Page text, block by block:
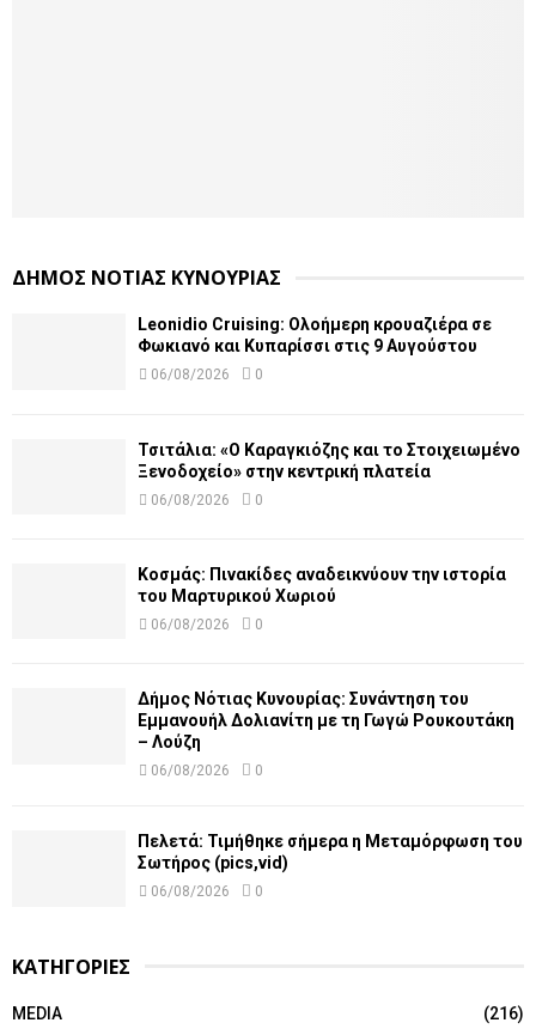
ΔΗΜΟΣ ΝΟΤΙΑΣ ΚΥΝΟΥΡΙΑΣ
Leonidio Cruising: Ολοήμερη κρουαζιέρα σε
Φωκιανό και Κυπαρίσσι στις 9 Αυγούστου
06/08/2026 0
Τσιτάλια: «Ο Καραγκιόζης και το Στοιχειωμένο
Ξενοδοχείο» στην κεντρική πλατεία
06/08/2026 0
Κοσμάς: Πινακίδες αναδεικνύουν την ιστορία
του Μαρτυρικού Χωριού
06/08/2026 0
Δήμος Νότιας Κυνουρίας: Συνάντηση του
Εμμανουήλ Δολιανίτη με τη Γωγώ Ρουκουτάκη
– Λούζη
06/08/2026 0
Πελετά: Τιμήθηκε σήμερα η Μεταμόρφωση του
Σωτήρος (pics,vid)
06/08/2026 0
ΚΑΤΗΓΟΡΙΕΣ
MEDIA
(216)